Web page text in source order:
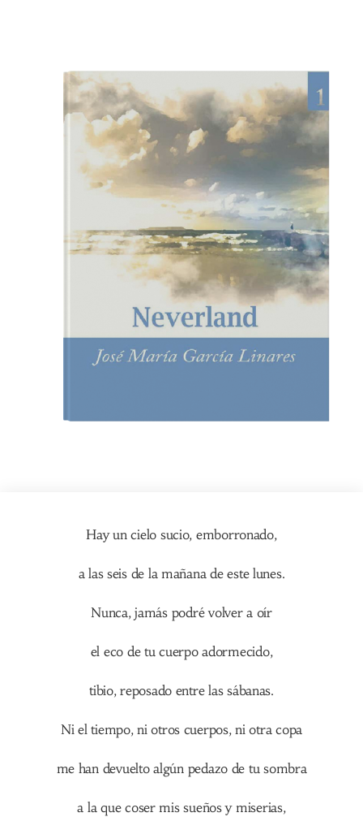
Hay un cielo sucio, emborronado,
a las seis de la mañana de este lunes.
Nunca, jamás podré volver a oír
el eco de tu cuerpo adormecido,
tibio, reposado entre las sábanas.
Ni el tiempo, ni otros cuerpos, ni otra copa
me han devuelto algún pedazo de tu sombra
a la que coser mis sueños y miserias,